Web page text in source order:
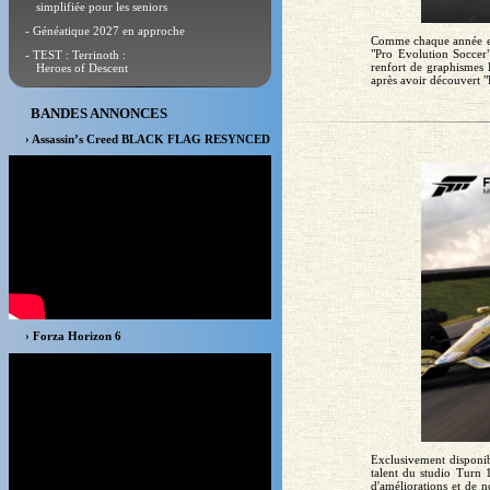
simplifiée pour les seniors
- Généatique 2027 en approche
- TEST : Terrinoth :
Heroes of Descent
BANDES ANNONCES
› Assassin’s Creed BLACK FLAG RESYNCED
› Forza Horizon 6
Comme chaque
"Pro Evolution
renfort de graphismes
après avoir découvert
Exclusivement
talent du studio Turn
d'améliorations et de